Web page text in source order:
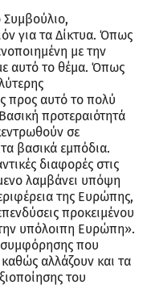
για τα Δίκτυα. Όπως
με την
αυτό το θέμα. Όπως
προς αυτό το πολύ
προτεραιότητά
σε
βασικά εμπόδια.
διαφορές στις
λαμβάνει υπόψη
της Ευρώπης,
προκειμένου
την υπόλοιπη Ευρώπη».
που
αλλάζουν και τα
του